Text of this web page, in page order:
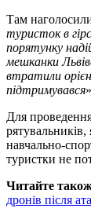
Там
туристок в
порятунку
мешканки
втратили
підтримувався
Для
навчально-
туристки не
Читайте
дронів після